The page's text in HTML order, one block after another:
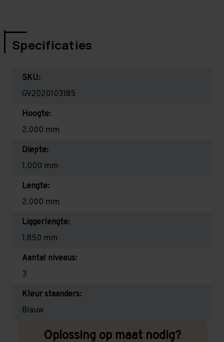
Specificaties
SKU:
GV2020103185
Hoogte:
2.000 mm
Diepte:
1.000 mm
Lengte:
2.000 mm
Liggerlengte:
1.850 mm
Aantal niveaus:
3
Kleur staanders:
Blauw
Oplossing op maat nodig?